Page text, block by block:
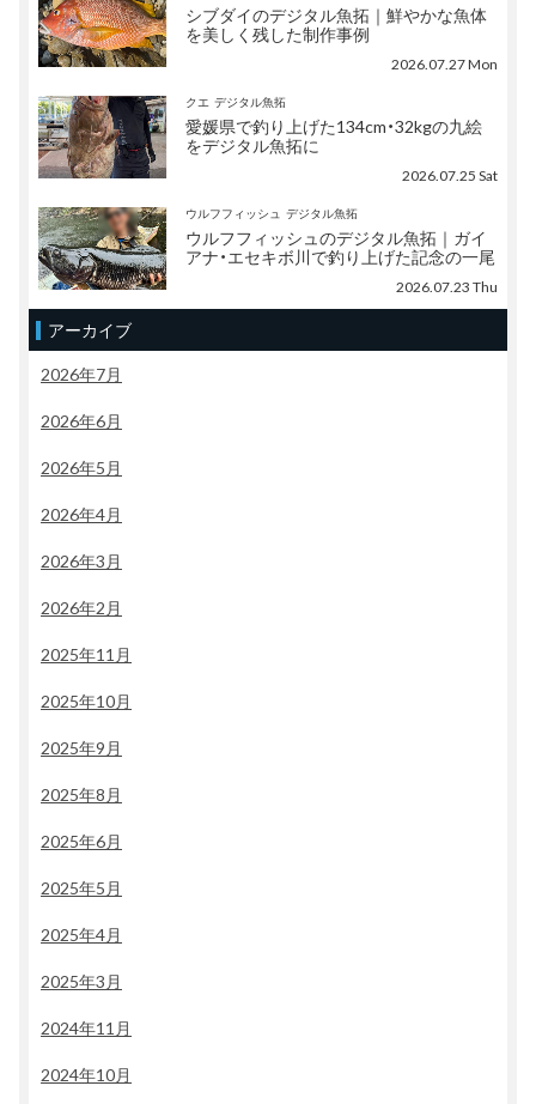
シブダイのデジタル魚拓｜鮮やかな魚体
を美しく残した制作事例
2026.07.27 Mon
クエ デジタル魚拓
愛媛県で釣り上げた134cm・32kgの九絵
をデジタル魚拓に
2026.07.25 Sat
ウルフフィッシュ デジタル魚拓
ウルフフィッシュのデジタル魚拓｜ガイ
アナ・エセキボ川で釣り上げた記念の一尾
2026.07.23 Thu
アーカイブ
2026年7月
2026年6月
2026年5月
2026年4月
2026年3月
2026年2月
2025年11月
2025年10月
2025年9月
2025年8月
2025年6月
2025年5月
2025年4月
2025年3月
2024年11月
2024年10月